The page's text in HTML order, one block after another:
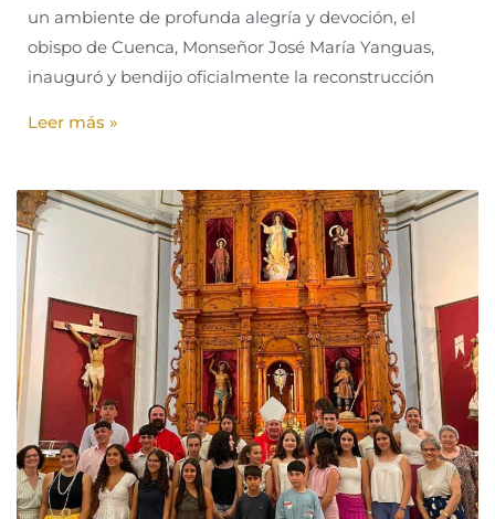
un ambiente de profunda alegría y devoción, el
obispo de Cuenca, Monseñor José María Yanguas,
inauguró y bendijo oficialmente la reconstrucción
Leer más »